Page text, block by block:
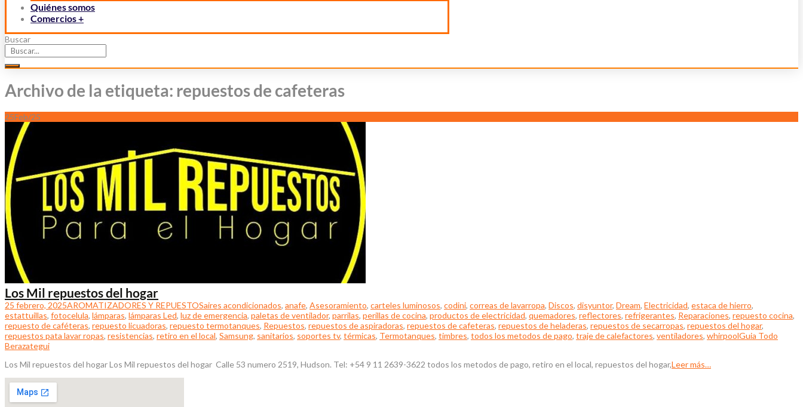
Quiénes somos
Comercios +
Buscar
Archivo de la etiqueta: repuestos de cafeteras
25Feb/25
Los Mil repuestos del hogar
25 febrero, 2025AROMATIZADORES Y REPUESTOSaires acondicionados, anafe, Asesoramiento, carteles luminosos, codini, correas de lavarropa, Discos, disyuntor, Dream, Electricidad, estaca de hierro,
estattuillas, fotocelula, lámparas, lámparas Led, luz de emergencia, paletas de ventilador, parrilas, perillas de cocina, productos de electricidad, quemadores, reflectores, refrigerantes, Reparaciones, repuesto cocina,
repuesto de caféteras, repuesto licuadoras, repuesto termotanques, Repuestos, repuestos de aspiradoras, repuestos de cafeteras, repuestos de heladeras, repuestos de secarropas, repuestos del hogar,
repuestos pata lavar ropas, resistencias, retiro en el local, Samsung, sanitarios, soportes tv, térmicas, Termotanques, timbres, todos los metodos de pago, traje de calefactores, ventiladores, whirpoolGuia Todo
Berazategui
Los Mil repuestos del hogar Los Mil repuestos del hogar Calle 53 numero 2519, Hudson. Tel: +54 9 11 2639-3622 todos los metodos de pago, retiro en el local, repuestos del hogar,Leer más…